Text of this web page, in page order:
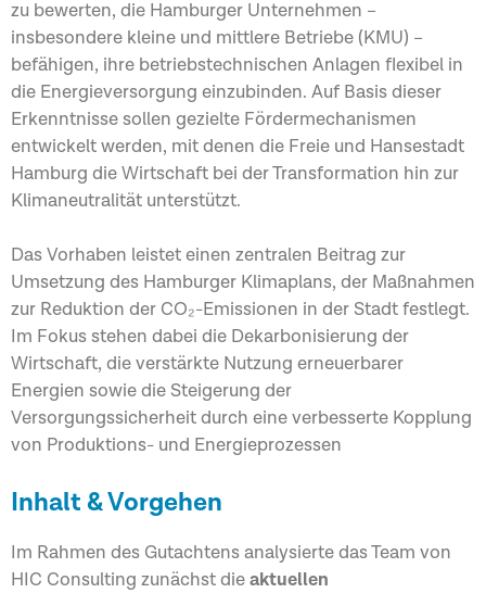
zu bewerten, die Hamburger Unternehmen –
insbesondere kleine und mittlere Betriebe (KMU) –
befähigen, ihre betriebstechnischen Anlagen flexibel in
die Energieversorgung einzubinden. Auf Basis dieser
Erkenntnisse sollen gezielte Fördermechanismen
entwickelt werden, mit denen die Freie und Hansestadt
Hamburg die Wirtschaft bei der Transformation hin zur
Klimaneutralität unterstützt.
Das Vorhaben leistet einen zentralen Beitrag zur
Umsetzung des Hamburger Klimaplans, der Maßnahmen
zur Reduktion der CO₂-Emissionen in der Stadt festlegt.
Im Fokus stehen dabei die Dekarbonisierung der
Wirtschaft, die verstärkte Nutzung erneuerbarer
Energien sowie die Steigerung der
Versorgungssicherheit durch eine verbesserte Kopplung
von Produktions- und Energieprozessen
Inhalt & Vorgehen
Im Rahmen des Gutachtens analysierte das Team von
HIC Consulting zunächst dieaktuellen